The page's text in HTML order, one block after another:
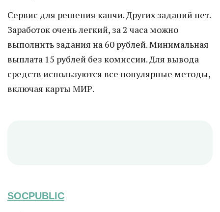
Сервис для решения капчи. Других заданий нет.
Заработок очень легкий, за 2 часа можно
выполнить задания на 60 рублей. Минимальная
выплата 15 рублей без комиссии. Для вывода
средств используются все популярные методы,
включая карты МИР.
SOCPUBLIC